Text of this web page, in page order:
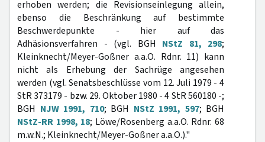
erhoben werden; die Revisionseinlegung allein,
ebenso die Beschränkung auf bestimmte
Beschwerdepunkte - hier auf das
Adhäsionsverfahren - (vgl. BGH NStZ 81, 298;
Kleinknecht/Meyer-Goßner a.a.O. Rdnr. 11) kann
nicht als Erhebung der Sachrüge angesehen
werden (vgl. Senatsbeschlüsse vom 12. Juli 1979 - 4
StR 373179 - bzw. 29. Oktober 1980 - 4 StR 560180 -;
BGH NJW 1991, 710; BGH NStZ 1991, 597; BGH
NStZ-RR 1998, 18; Löwe/Rosenberg a.a.O. Rdnr. 68
m.w.N.; Kleinknecht/Meyer-Goßner a.a.O.)."